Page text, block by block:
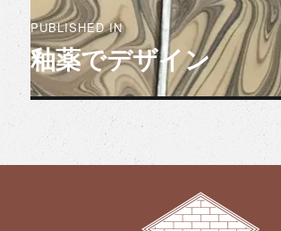
PUBLISHED IN
釉薬でデザイン